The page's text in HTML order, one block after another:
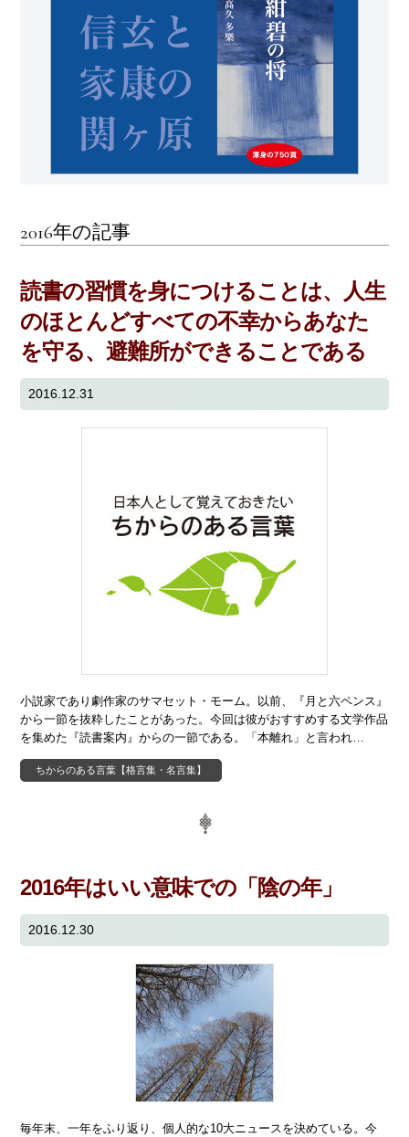
2016年の記事
読書の習慣を身につけることは、人生
のほとんどすべての不幸からあなた
を守る、避難所ができることである
2016.12.31
小説家であり劇作家のサマセット・モーム。以前、『月と六ペンス』
から一節を抜粋したことがあった。今回は彼がおすすめする文学作品
を集めた『読書案内』からの一節である。「本離れ」と言われ…
ちからのある言葉【格言集・名言集】
2016年はいい意味での「陰の年」
2016.12.30
毎年末、一年をふり返り、個人的な10大ニュースを決めている。今